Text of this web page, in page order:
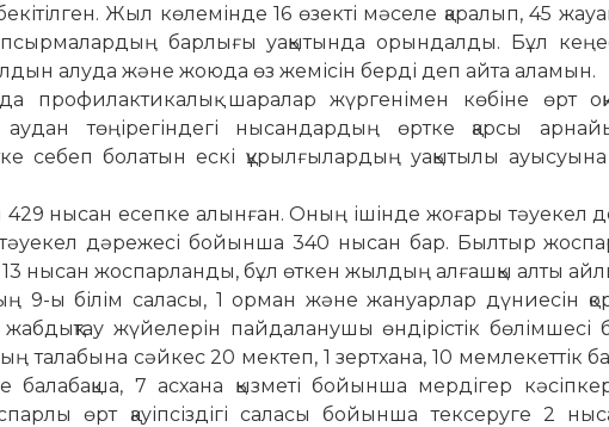
Жыл көлемінде 16 өзекті мә­­­­селе қаралып, 45
барлығы уақытында орын­дал­ды. Бұл
алуда жә­не жоюда өз жемісін берді деп айта ала­мын.
профилактикалық шара­лар жүргенімен көбіне өрт
төңірегіндегі ны­сан­дардың өртке қарсы
себеп болатын ескі құрыл­ғы­лардың уақытылы ауы­суына
нысан есепке алынған. Оның ішінде жоғары тәуекел
тәуе­кел дәрежесі бойынша 340 нысан бар. Был­тыр
13 нысан жос­пар­ланды, бұл өткен жылдың алғашқы алты
9-ы білім саласы, 1 ор­ман және жануарлар дүниесін
жүйелерін пайдаланушы өнді­рістік бөлімшесі
тала­бына сәйкес 20 мектеп, 1 зертхана, 10 мемлекеттік
7 асхана қызметі бойынша мер­дігер
өрт қауіп­сіз­дігі саласы бойынша тексеруге 2